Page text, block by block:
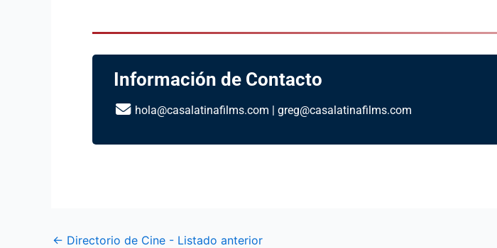
Información de Contacto
hola@casalatinafilms.com | greg@casalatinafilms.com
← Directorio de Cine - Listado anterior